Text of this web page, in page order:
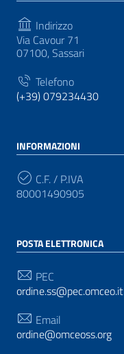
Indirizzo
Via Cavour 71
07100, Sassari
Telefono
(+39) 079234430
INFORMAZIONI
C.F. / P.IVA
80001490905
POSTA ELETTRONICA
PEC
ordine.ss@pec.omceo.it
Email
ordine@omceoss.org